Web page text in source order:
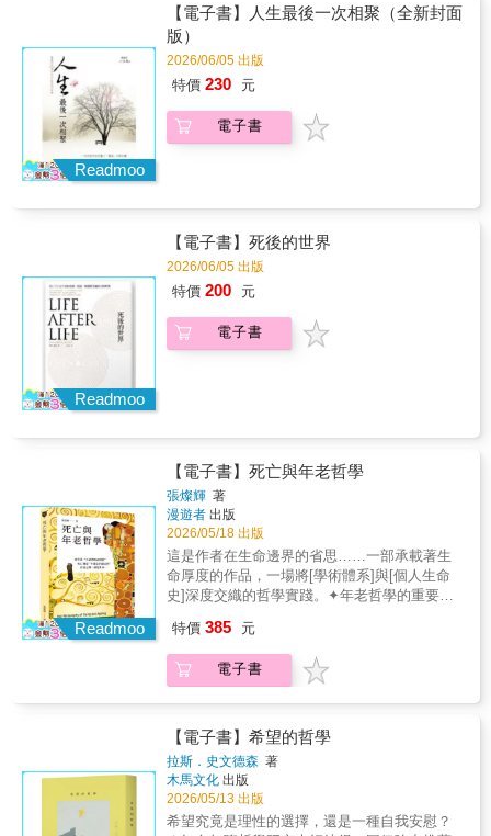
心內容：✦胡塞爾（Edmund Husserl）：從邏
輯到歷史# 從數學哲學到邏輯研究# 意識作為意
向性歷驗# 內在時間意識與意識意向性的雙重
結構# 縱向意向性✦海德格（Martin
Heidegger）：如何面對他的思想遺產？# 從
間》與現象學的詮釋論轉向# 「海德格事件」#
「泰然任之」✦沙特（Jean-Paul Sartre）：超
他者的現象學# 「無」的存在論✦梅洛龐蒂
現象學# 梅洛龐蒂著作的奇特命運# 放下身段的
哲學# 格式塔心理學✦列維納斯（Emmanuel
Lévinas）：一種新的人文主義烏托邦# 另一顆
一哲學# 列維納斯的道德烏托邦✦鄂蘭
（Hannah Arendt）：黑暗時代的思想家# 黑暗
份# 有能之人的現象學研究✦李維史陀（Claude
Lévi-Strauss）：曠野心靈的牧歌# 人類學的哲
學旨趣：透過他人了解自己# 結構人類學的目
標：社會模型的建構# 曠野心靈並非原始心靈#
結構研究法對哲學的衝擊# 李維史陀與現象學✦
德里達（Jacques Derrida）：解構就是希望#
具爭議性的世界級哲學家# 解構的理論和實踐
動機# 解構的倫理關懷# 另類政治行動者✦傅柯
（Michel Foucault）：一位遊牧思想家# 傅柯
作為遊牧思想家的四重意義# 一種新的歷史觀#
一位為自由而戰的思想家# 一位批判思想家✦李
歐塔（Jean-François Lyotard）：後現代是超
越現代、捨棄現代，還是現代的再出發？#
「合法性解體」過程的考察# 為公正社會提供
合法性根據的新方向# 哈貝馬斯和李歐塔：同
與異
讓邏輯概念不再艱澀。每章末附實戰練習題，
讓你真正內化所學，學會在資訊洪流中，瞬間
抓出思考破綻！ 各界好評： 謬誤即是錯誤的推
理，尤其是那些似是而非的推理。生活中出現
謬誤並且造成錯誤抉擇的情況比我們想像的更
加嚴重。但人們大多缺乏自覺。由於謬誤思考
是天生的，很難預防。唯有在它出現時偵測
學東方人文思想研究所教授 &冀劍制 學邏輯可
以很好玩嗎？看來這本書做到了。我非常享受
閱讀這本書的過程，誠摯推薦給所有想提升思
辨能力的人。 &mdash;&mdash;Tim Challies
這是我媽媽指定要我買給她的禮物，她非常喜
都能輕鬆上手，但成年人也能從中獲益良多！
&mdash;&mdash;Nathan P 我目前正在和11歲
教了我好多東西！ &mdash;&mdash;11歲小讀
者 漫畫插圖、幽默案例，加上極為平易近人的
寫作風格，讓這本書成為學生真心樂於閱讀的
課程教材。 &mdash;&mdash;Cathy Duffy
育政策，就是不在乎下一代。」 「大家都說這
家餐廳很好吃，肯定不會踩雷。」 「你不去補
習，以後就考不上好大學，找不到好工作，人
生就沒希望了。」 &hellip;&hellip; 這些話你每
天都聽得到&mdash;&mdash;來自廣告、新
聞、政論節目，甚至身邊的家人、朋友。聽的
當下好像有道理，事後總覺得哪裡怪怪的，卻
說不出個所以然。 其實，你的直覺是對的。這
不在於你不夠聰明，而是沒有人告訴你，這些
日常生活裡的錯誤推理&mdash;&mdash;從稻
草人謬誤、滑坡謬誤到訴諸恐懼
&mdash;&mdash;搭配幽默漫畫與生活情境，
讓你真正內化所學，學會在資訊洪流中，瞬間
抓出思考破綻！ 各界好評： 謬誤即是錯誤的推
到，才能免除危害。本書從多面向說明各種謬
誤的特質，讓人印象更加深刻，藉此提升辨識
力，減少錯誤抉擇。 &mdash;&mdash;華梵大
學東方人文思想研究所教授 &冀劍制 學邏輯可
以很好玩嗎？看來這本書做到了。我非常享受
閱讀這本書的過程，誠摯推薦給所有想提升思
辨能力的人。 &mdash;&mdash;Tim Challies
這是我媽媽指定要我買給她的禮物，她非常喜
歡！內容簡單易懂，國小高年級到國中生應該
都能輕鬆上手，但成年人也能從中獲益良多！
的兒子一起閱讀這本書。他能夠理解書中的概
念，我們也因此展開了許多很棒的對話。我認
為這是一本教導批判思考能力的絕佳好書。
書，因為裡面有好笑的漫畫、有趣的故事，還
教了我好多東西！ &mdash;&mdash;11歲小讀
者 漫畫插圖、幽默案例，加上極為平易近人的
寫作風格，讓這本書成為學生真心樂於閱讀的
課程教材。 &mdash;&mdash;Cathy Duffy
Readmoo
【電子書】人生最後一次相聚（全新封面
版）
2026/06/05 出版
特價 230 元
電子書
Readmoo
【電子書】死後的世界
2026/06/05 出版
特價 200 元
電子書
Readmoo
【電子書】死亡與年老哲學
張燦輝 著
漫遊者 出版
2026/05/18 出版
這是作者在生命邊界的省思……一部承載著生
命厚度的作品，一場將[學術體系]與[個人生命
史]深度交織的哲學實踐。✦年老哲學的重要著
成，也填補了中文學術界在「年老哲學」範疇
長期以來的系統性缺失。✦東西方生死觀的辯
證整合由歷史維度開展，本書採取了問題導向
不朽與生命存在環環相扣的哲學思考，然後將
東西方生死觀辯證整合。從這個基礎上，導引
出不同的哲學家對死亡與年老的哲學反省。✦
學習哲學即是學習死亡本書跳脫了傳統死亡學
（Thanatology）僅作為實徵研究或心理輔導的
範疇，轉而回歸哲學的原點：「學習哲學即是
特價 385 元
電子書
【電子書】希望的哲學
拉斯．史文德森 著
木馬文化 出版
2026/05/13 出版
希望究竟是理性的選擇，還是一種自我安慰？